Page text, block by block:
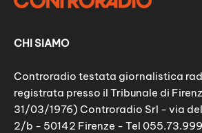
CHI SIAMO
Controradio testata giornalistica
registrata presso il Tribunale di
31/03/1976) Controradio Srl - via
2/b - 50142 Firenze - Tel